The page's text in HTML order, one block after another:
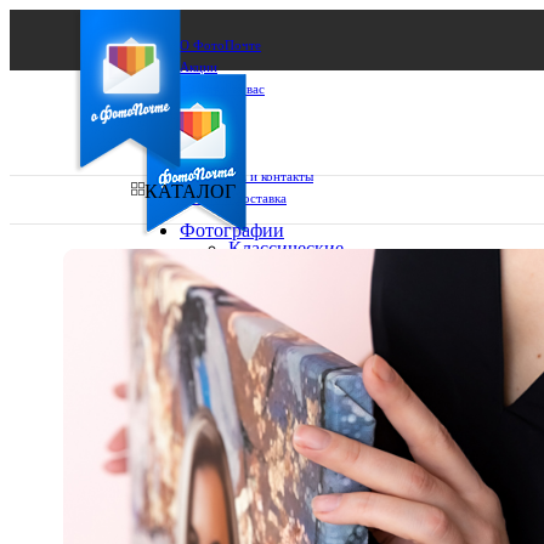
О ФотоПочте
Акции
Сделаем за вас
Бизнесу
FAQ
Франшиза
Поддержка и контакты
Оплата и доставка
Ваш город:
Ваш регион доставки
Выберите из списка:
КАТАЛОГ
Фотографии
Классические
13х18
15х15
15х20
20х20
20х30
30х30
30х40
А4
Фото
в